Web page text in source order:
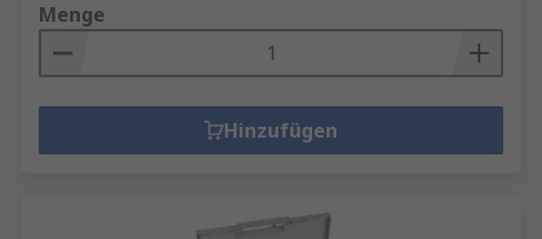
Menge
Hinzufügen